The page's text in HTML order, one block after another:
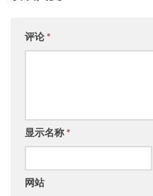
评论*
显示名称*
网站